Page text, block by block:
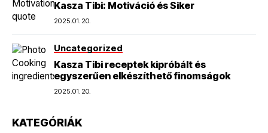
Kasza Tibi: Motiváció és Siker
2025.01.20.
Uncategorized
Kasza Tibi receptek kipróbált és
egyszerűen elkészíthető finomságok
2025.01.20.
KATEGÓRIÁK